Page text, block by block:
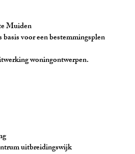
voor een
woningontwerpen.